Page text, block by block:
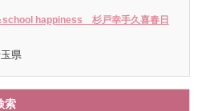
school happiness 杉戸幸手久喜春日
県
索